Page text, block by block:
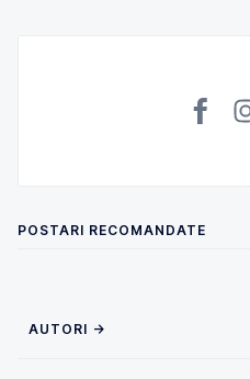
POSTARI RECOMANDATE
AUTORI →